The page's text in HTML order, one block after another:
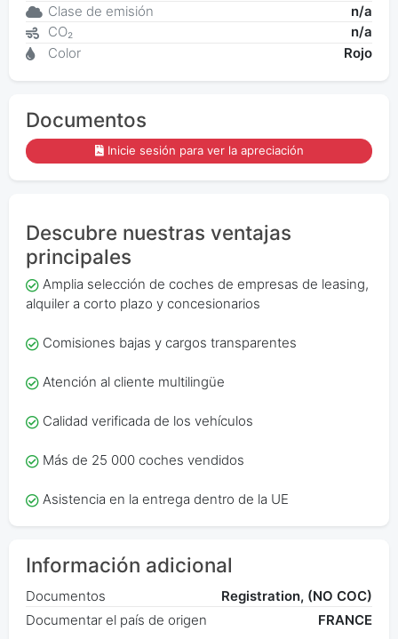
Clase de emisión
n/a
CO₂
n/a
Color
Rojo
Documentos
Inicie sesión para ver la apreciación
Descubre nuestras ventajas
principales
Amplia selección de coches de empresas de leasing,
alquiler a corto plazo y concesionarios
Comisiones bajas y cargos transparentes
Atención al cliente multilingüe
Calidad verificada de los vehículos
Más de 25 000 coches vendidos
Asistencia en la entrega dentro de la UE
Información adicional
Documentos
Registration, (NO COC)
Documentar el país de origen
FRANCE